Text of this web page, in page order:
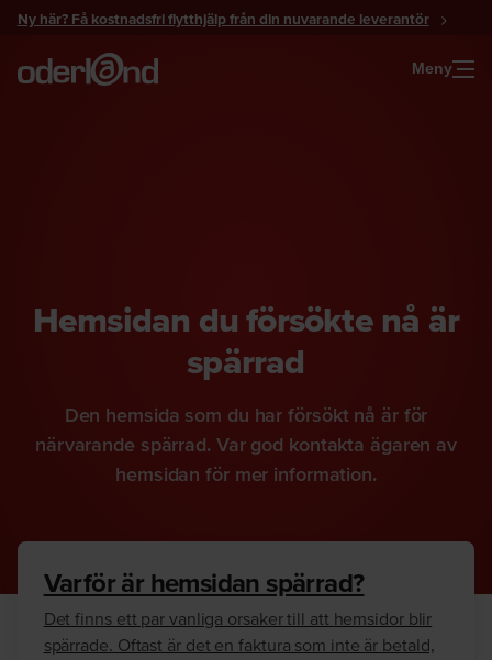
Gå
innehåll
Ny här? Få kostnadsfri flytthjälp från din nuvarande leverantör
Meny
Hemsidan du försökte nå är
spärrad
Den hemsida som du har försökt nå är för
närvarande spärrad. Var god kontakta ägaren av
hemsidan för mer information.
Varför är hemsidan spärrad?
Det finns ett par vanliga orsaker till att hemsidor blir
spärrade. Oftast är det en faktura som inte är betald,